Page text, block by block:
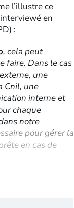
l’illustre ce
en
:
, cela peut
faire. Dans le cas
une
Cnil, une
interne et
chaque
notre
pour gérer la
en cas de